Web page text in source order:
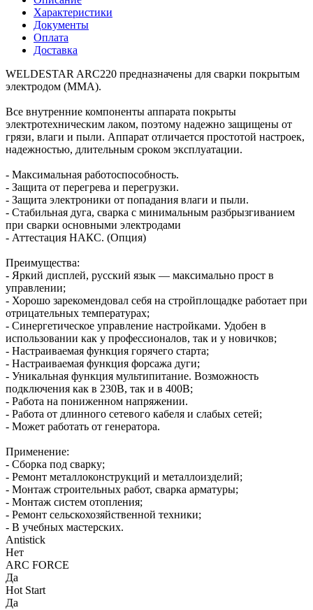
Характеристики
Документы
Оплата
Доставка
WELDESTAR ARC220 предназначены для сварки покрытым
электродом (ММА).
Все внутренние компоненты аппарата покрыты
электротехническим лаком, поэтому надежно защищены от
грязи, влаги и пыли. Аппарат отличается простотой настроек,
надежностью, длительным сроком эксплуатации.
- Максимальная работоспособность.
- Защита от перегрева и перегрузки.
- Защита электроники от попадания влаги и пыли.
- Стабильная дуга, сварка с минимальным разбрызгиванием
при сварки основными электродами
- Аттестация НАКС. (Опция)
Преимущества:
- Яркий дисплей, русский язык — максимально прост в
управлении;
- Хорошо зарекомендовал себя на стройплощадке работает при
отрицательных температурах;
- Синергетическое управление настройками. Удобен в
использовании как у профессионалов, так и у новичков;
- Настраиваемая функция горячего старта;
- Настраиваемая функция форсажа дуги;
- Уникальная функция мультипитание. Возможность
подключения как в 230В, так и в 400В;
- Работа на пониженном напряжении.
- Работа от длинного сетевого кабеля и слабых сетей;
- Может работать от генератора.
Применение:
- Сборка под сварку;
- Ремонт металлоконструкций и металлоизделий;
- Монтаж строительных работ, сварка арматуры;
- Монтаж систем отопления;
- Ремонт сельскохозяйственной техники;
- В учебных мастерских.
Antistick
Нет
ARC FORCE
Да
Hot Start
Да